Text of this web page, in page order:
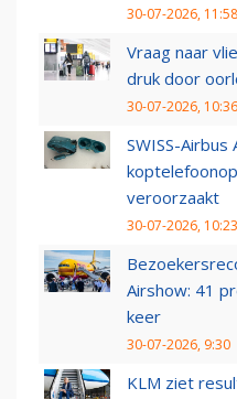
30-07-2026, 11:58
Vraag naar
druk door
30-07-2026, 10:36
SWISS-
veroorzaakt
30-07-2026, 10:23
Airshow: 41
keer
30-07-2026, 9:30
KLM ziet